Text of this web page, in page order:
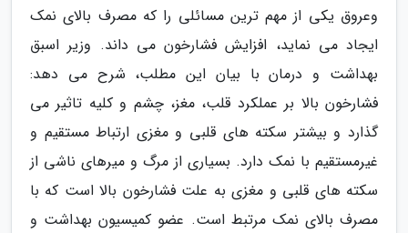
وعروق یکی از مهم ترین مسائلی را که مصرف بالای نمک
ایجاد می نماید، افزایش فشارخون می داند. وزیر اسبق
بهداشت و درمان با بیان این مطلب، شرح می دهد:
فشارخون بالا بر عملکرد قلب، مغز، چشم و کلیه تاثیر می
گذارد و بیشتر سکته های قلبی و مغزی ارتباط مستقیم و
غیرمستقیم با نمک دارد. بسیاری از مرگ و میرهای ناشی از
سکته های قلبی و مغزی به علت فشارخون بالا است که با
مصرف بالای نمک مرتبط است. عضو کمیسیون بهداشت و